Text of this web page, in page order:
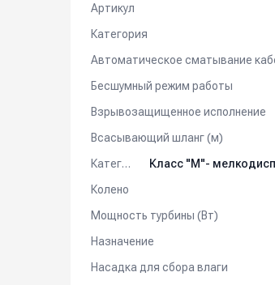
Артикул
Категория
Автоматическое сматывание
Бесшумный режим работы
Взрывозащищенное исполнение
Всасывающий шланг (м)
Категория пыли
Колено
Мощность турбины (Вт)
Назначение
Насадка для сбора влаги